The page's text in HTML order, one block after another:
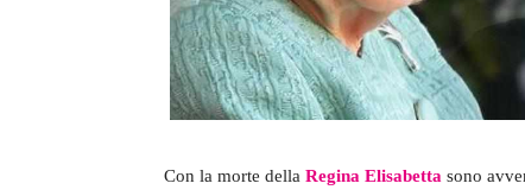
Con la morte della Regina Elisabetta sono